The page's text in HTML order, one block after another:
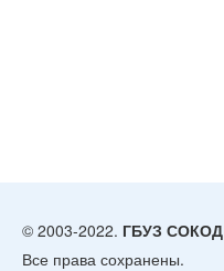
© 2003-2022. ГБУЗ СОКОД
Все права сохранены.